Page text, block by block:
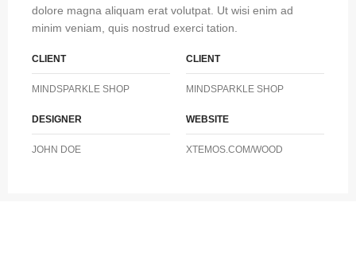
dolore magna aliquam erat volutpat. Ut wisi enim ad
minim veniam, quis nostrud exerci tation.
CLIENT
MINDSPARKLE SHOP
CLIENT
MINDSPARKLE SHOP
DESIGNER
JOHN DOE
WEBSITE
XTEMOS.COM/WOOD